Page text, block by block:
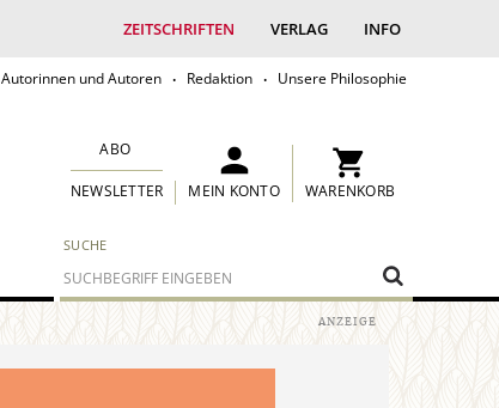
ZEITSCHRIFTEN VERLAG INFO
Autorinnen und Autoren Redaktion Unsere Philosophie
SUCHE
ABO
NEWSLETTER MEIN KONTO WARENKORB